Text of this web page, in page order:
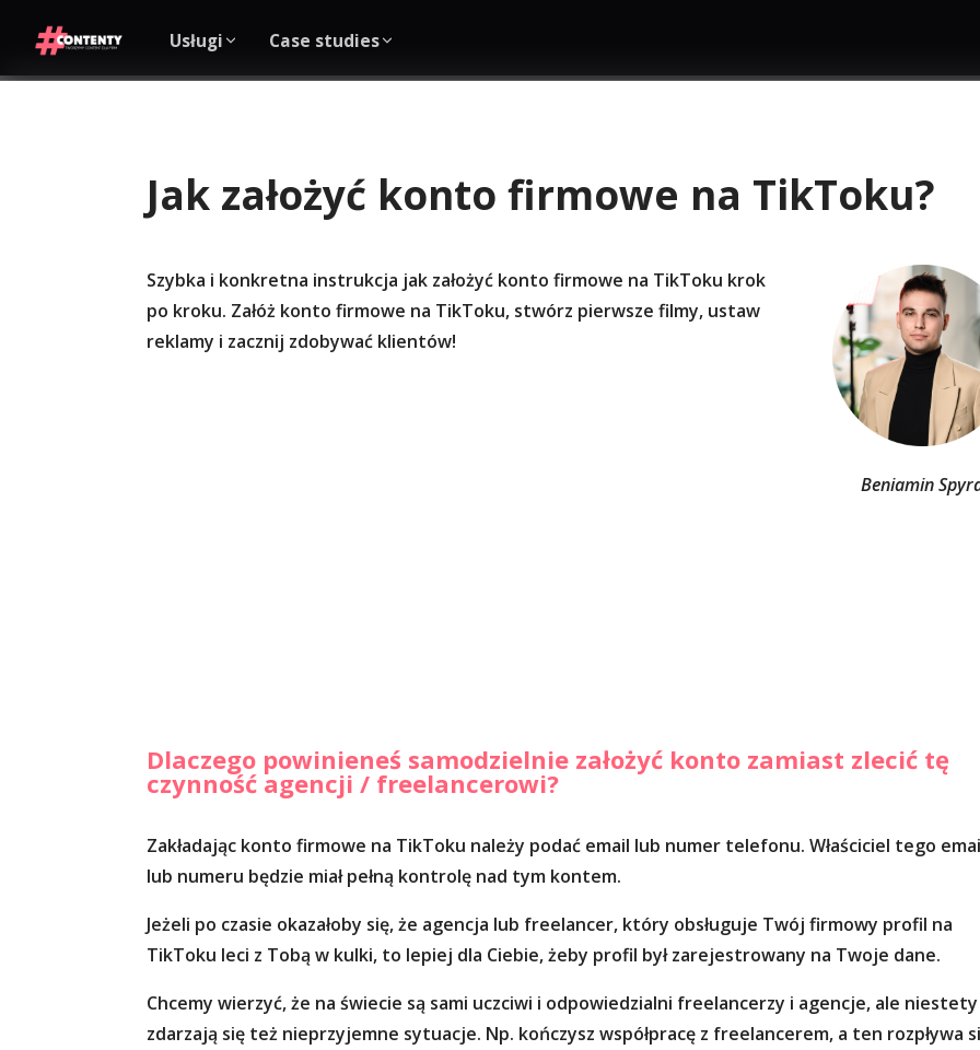
Jak założyć konto firmowe na TikToku?
Szybka i konkretna instrukcja jak założyć konto firmowe na TikToku krok
po kroku. Załóż konto firmowe na TikToku, stwórz pierwsze filmy, ustaw
reklamy i zacznij zdobywać klientów!
Beniamin
Dlaczego powinieneś samodzielnie założyć konto zamiast zlecić tę
czynność agencji / freelancerowi?
Zakładając konto firmowe na TikToku należy podać email lub numer telefonu. Właściciel tego
lub numeru będzie miał pełną kontrolę nad tym kontem.
Jeżeli po czasie okazałoby się, że agencja lub freelancer, który obsługuje Twój firmowy profil na
TikToku leci z Tobą w kulki, to lepiej dla Ciebie, żeby profil był zarejestrowany na Twoje dane.
Chcemy wierzyć, że na świecie są sami uczciwi i odpowiedzialni freelancerzy i agencje, ale niestety
zdarzają się też nieprzyjemne sytuacje. Np. kończysz współpracę z freelancerem, a ten rozpływa
Usługi Case studies